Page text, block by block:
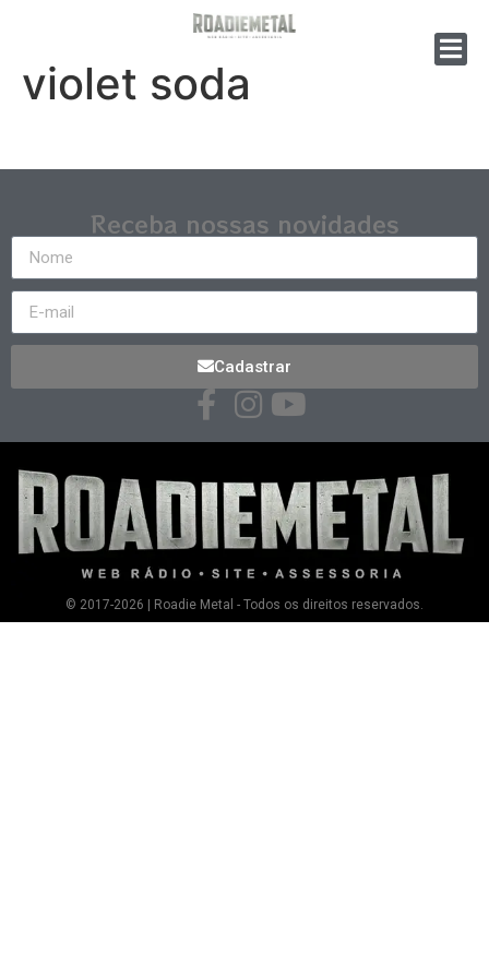
violet soda
Receba nossas novidades
Cadastrar
© 2017-2026 | Roadie Metal - Todos os direitos reservados.